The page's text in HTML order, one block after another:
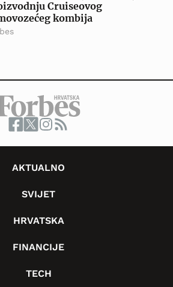
Cruiseovog
kombija
AKTUALNO
SVIJET
HRVATSKA
FINANCIJE
TECH